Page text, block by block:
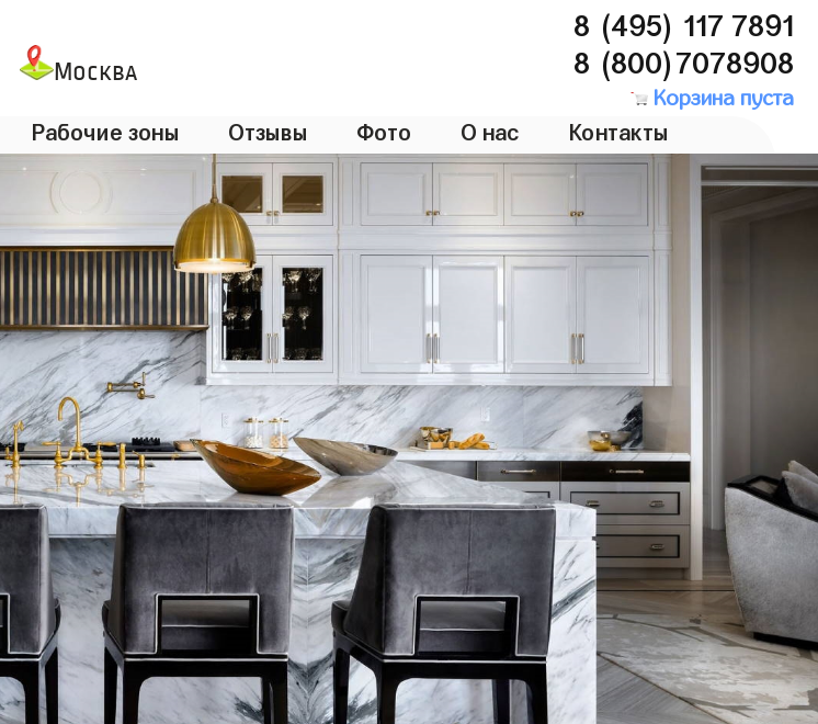
Москва
8 (495) 117 7891
8 (800)7078908
Корзина пуста
Рабочие зоны Отзывы Фото О нас Контакты